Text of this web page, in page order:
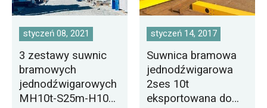
styczeń 08, 2021
3 zestawy suwnic
bramowych
jednodźwigarowych
MH10t-S25m-H10m
styczeń 14, 2017
Suwnica bramowa
jednodźwigarowa
2ses 10t
eksportowana do